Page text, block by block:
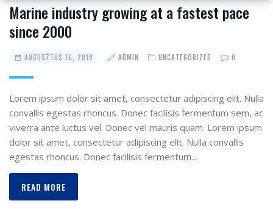
Marine industry growing at a fastest pace
since 2000
AUGUSZTUS 16, 2018 ADMIN UNCATEGORIZED 0
Lorem ipsum dolor sit amet, consectetur adipiscing elit. Nulla
convallis egestas rhoncus. Donec facilisis fermentum sem, ac
viverra ante luctus vel. Donec vel mauris quam. Lorem ipsum
dolor sit amet, consectetur adipiscing elit. Nulla convallis
egestas rhoncus. Donec facilisis fermentum…
READ MORE